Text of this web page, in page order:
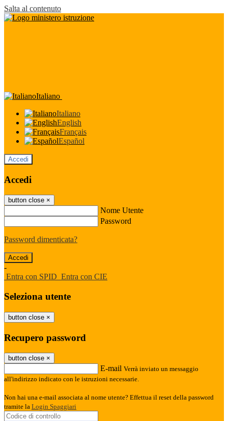
Salta al contenuto
Italiano
Italiano
English
Français
Español
Accedi
Accedi
button close ×
Nome Utente
Password
Password dimenticata?
-
Entra con SPID Entra con CIE
Seleziona utente
button close ×
Recupero password
button close ×
E-mail Verrà inviato un messaggio
all'indirizzo indicato con le istruzioni necessarie.
Non hai una e-mail associata al nome utente? Effettua il reset della password
tramite la Login Spaggiari